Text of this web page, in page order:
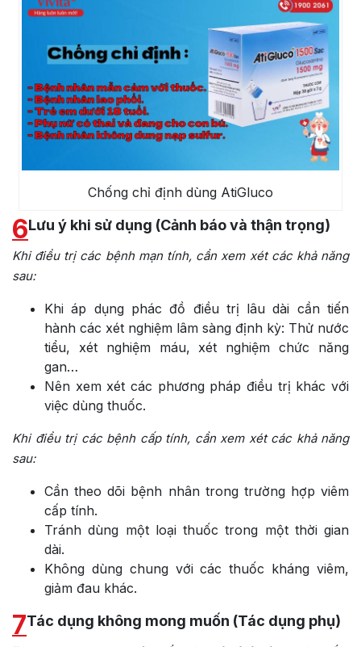
Chống chỉ định dùng AtiGluco
6Lưu ý khi sử dụng (Cảnh báo và thận trọng)
Khi điều trị các bệnh mạn tính, cần xem xét các khả năng
sau:
Khi áp dụng phác đồ điều trị lâu dài cần tiến
hành các xét nghiệm lâm sàng định kỳ: Thử nước
tiểu, xét nghiệm máu, xét nghiệm chức năng
gan…
Nên xem xét các phương pháp điều trị khác với
việc dùng thuốc.
Khi điều trị các bệnh cấp tính, cần xem xét các khả năng
sau:
Cần theo dõi bệnh nhân trong trường hợp viêm
cấp tính.
Tránh dùng một loại thuốc trong một thời gian
dài.
Không dùng chung với các thuốc kháng viêm,
giảm đau khác.
7Tác dụng không mong muốn (Tác dụng phụ)